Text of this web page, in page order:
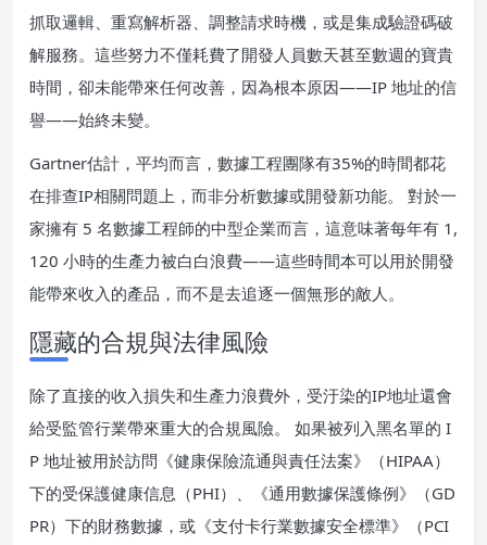
抓取邏輯、重寫解析器、調整請求時機，或是集成驗證碼破
解服務。這些努力不僅耗費了開發人員數天甚至數週的寶貴
時間，卻未能帶來任何改善，因為根本原因——IP 地址的信
譽——始終未變。
Gartner估計，平均而言，數據工程團隊有35%的時間都花
在排查IP相關問題上，而非分析數據或開發新功能。 對於一
家擁有 5 名數據工程師的中型企業而言，這意味著每年有 1,
120 小時的生產力被白白浪費——這些時間本可以用於開發
能帶來收入的產品，而不是去追逐一個無形的敵人。
隱藏的合規與法律風險
除了直接的收入損失和生產力浪費外，受汙染的IP地址還會
給受監管行業帶來重大的合規風險。 如果被列入黑名單的 I
P 地址被用於訪問《健康保險流通與責任法案》（HIPAA）
下的受保護健康信息（PHI）、《通用數據保護條例》（GD
PR）下的財務數據，或《支付卡行業數據安全標準》（PCI